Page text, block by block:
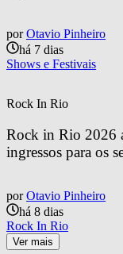
por Otavio Pinheiro
há 7 dias
Shows e Festivais
Rock In Rio
Rock in Rio 2026
ingressos para os
por Otavio Pinheiro
há 8 dias
Rock In Rio
Ver mais